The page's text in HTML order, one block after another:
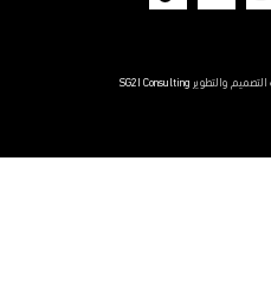
SG2I Consulting